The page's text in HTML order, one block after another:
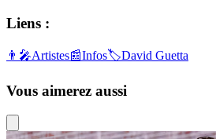
Liens :
👨‍🎤Artistes📰Infos🏷️David Guetta
Vous aimerez aussi